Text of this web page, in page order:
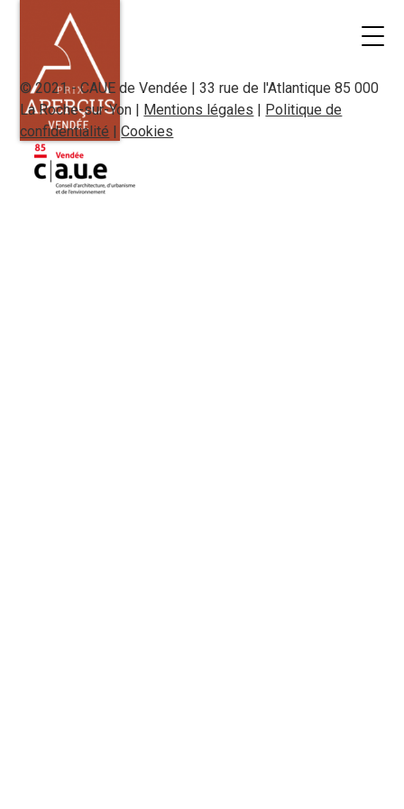
© 2021 - CAUE de Vendée | 33 rue de l'Atlantique 85 000
La Roche-sur-Yon | Mentions légales | Politique de
confidentialité |Cookies